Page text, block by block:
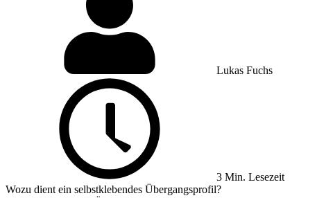
Lukas Fuchs
3 Min. Lesezeit
Wozu dient ein selbstklebendes Übergangsprofil?